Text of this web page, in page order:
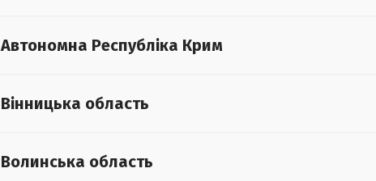
Автономна Республіка Крим
Вінницька область
Волинська область